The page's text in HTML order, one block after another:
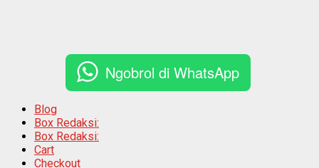
Ngobrol di WhatsApp
Blog
Box Redaksi:
Box Redaksi:
Cart
Checkout